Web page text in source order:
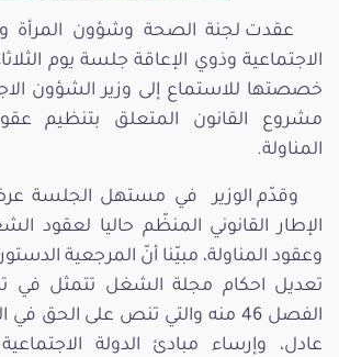
عقدت لجنة الصحة وشؤون المرأة
خصصتها للاستماع إلى وزير الشؤون
مشروع القانون المتعلق بتنظيم
المناولة.
وقدّم الوزير في مستهل الجلسة
الإطار القانوني المنظّم حاليا لعقود
وعقود المناولة، مبيّنا أنّ المرجعية
تعديل احكام مجلة الشغل تتمثل في
الفصل 46 منه والتي تنص على الحق
عادل، وإرساء مبادئ الدولة